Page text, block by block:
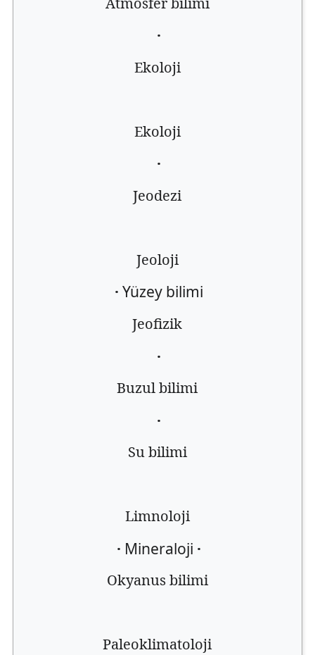
·
Ekoloji
Ekoloji
·
Jeodezi
Jeoloji
· Yüzey bilimi
Jeofizik
·
Buzul bilimi
·
Su bilimi
Limnoloji
· Mineraloji ·
Okyanus bilimi
Paleoklimatoloji